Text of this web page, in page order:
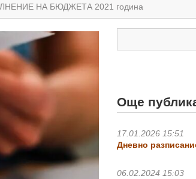
НА БЮДЖЕТА 2021 година
Още
17.01.2026 15:51
Дневно
06.02.2024 15:03